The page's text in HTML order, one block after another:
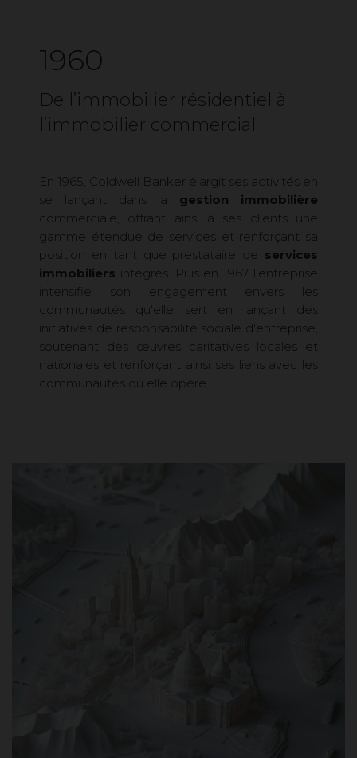
1960
De l’immobilier résidentiel à
l’immobilier commercial
En 1965, Coldwell Banker élargit ses activités en
se lançant dans la gestion immobilière
commerciale, offrant ainsi à ses clients une
gamme étendue de services et renforçant sa
position en tant que prestataire de services
immobiliers intégrés. Puis en 1967 l'entreprise
intensifie son engagement envers les
communautés qu'elle sert en lançant des
initiatives de responsabilité sociale d'entreprise,
soutenant des œuvres caritatives locales et
nationales et renforçant ainsi ses liens avec les
communautés où elle opère.